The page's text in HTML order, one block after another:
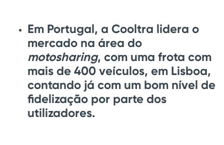
Em Portugal, a Cooltra lidera o
mercado na área do
motosharing, com uma frota com
mais de 400 veículos, em Lisboa,
contando já com um bom nível de
fidelização por parte dos
utilizadores.